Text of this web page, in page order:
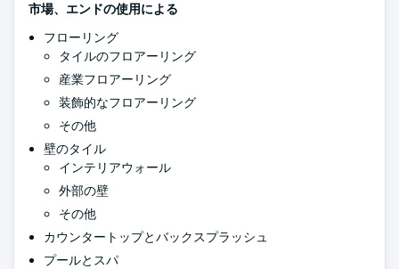
市場、エンドの使用による
フローリング
タイルのフロアーリング
産業フロアーリング
装飾的なフロアーリング
その他
壁のタイル
インテリアウォール
外部の壁
その他
カウンタートップとバックスプラッシュ
プールとスパ